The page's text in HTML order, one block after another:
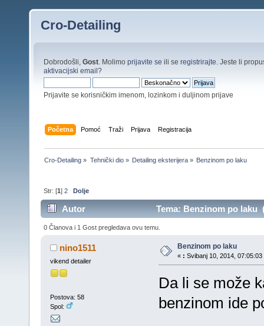
Cro-Detailing
Dobrodošli, Gost . Molimo prijavite se ili se registrirajte . Jeste li
aktivacijski email?
Prijavite se korisničkim imenom, lozinkom i duljinom prijave
Početna Pomoć Traži Prijava Registracija
Cro-Detailing » Tehnički dio» Detailing eksterijera» Benzinom po laku
Str: [1]2 Dolje
Autor Tema: Benzinom po laku
0 Članova i 1 Gost pregledava ovu temu.
nino1511
vikend detailer
Postova: 58
Spol:
Benzinom po laku
« : Svibanj 10, 2014, 07:05:03
Da li se može
benzinom ide